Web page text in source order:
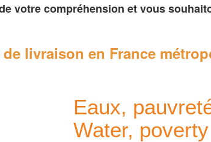
votrecompréhension et vous
livraison en France
Eaux,
Water,